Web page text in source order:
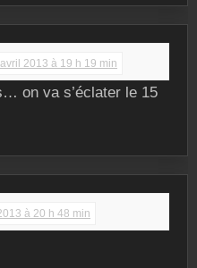
2013 à 19 h 19 min
on va s’éclater le 15
à 20 h 48 min